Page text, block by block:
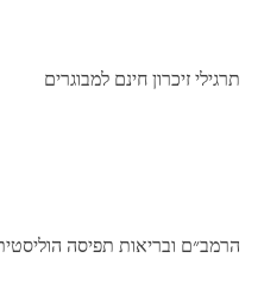
תרגילי זיכרון חינם למבוגרים
הרמב״ם ובריאות תפיסה